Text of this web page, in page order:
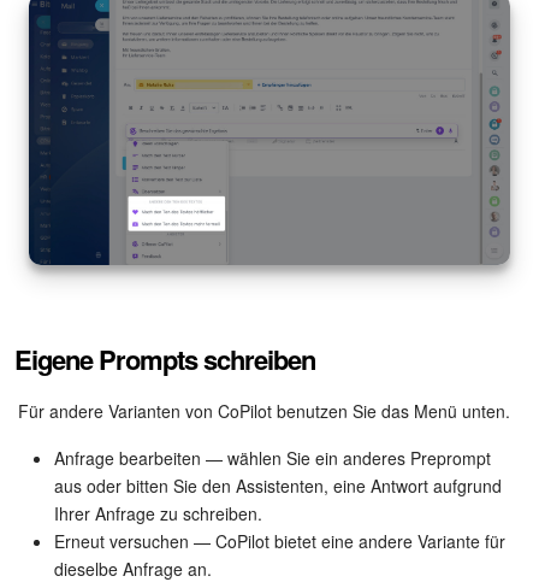
Eigene Prompts schreiben
Für andere Varianten von CoPilot benutzen Sie das Menü unten.
Anfrage bearbeiten — wählen Sie ein anderes Preprompt
aus oder bitten Sie den Assistenten, eine Antwort aufgrund
Ihrer Anfrage zu schreiben.
Erneut versuchen — CoPilot bietet eine andere Variante für
dieselbe Anfrage an.